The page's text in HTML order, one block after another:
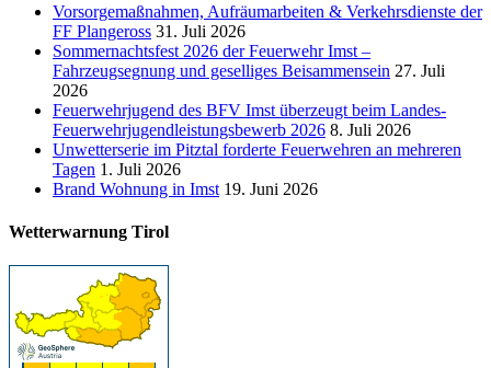
Vorsorgemaßnahmen, Aufräumarbeiten & Verkehrsdienste der
FF Plangeross 31. Juli 2026
Sommernachtsfest 2026 der Feuerwehr Imst –
Fahrzeugsegnung und geselliges Beisammensein 27. Juli
2026
Feuerwehrjugend des BFV Imst überzeugt beim Landes-
Feuerwehrjugendleistungsbewerb 2026 8. Juli 2026
Unwetterserie im Pitztal forderte Feuerwehren an mehreren
Tagen 1. Juli 2026
Brand Wohnung in Imst 19. Juni 2026
Wetterwarnung Tirol